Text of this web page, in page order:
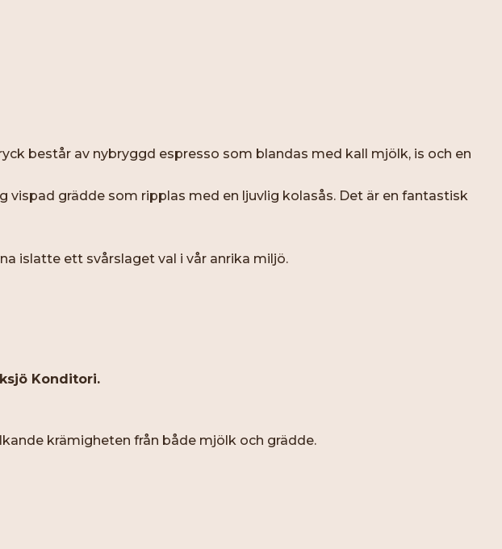
består av nybryggd espresso som blandas med kall mjölk, is och en
vispad grädde som ripplas med en ljuvlig kolasås. Det är en fantastisk
islatte ett svårslaget val i vår anrika miljö.
Konditori.
krämigheten från både mjölk och grädde.